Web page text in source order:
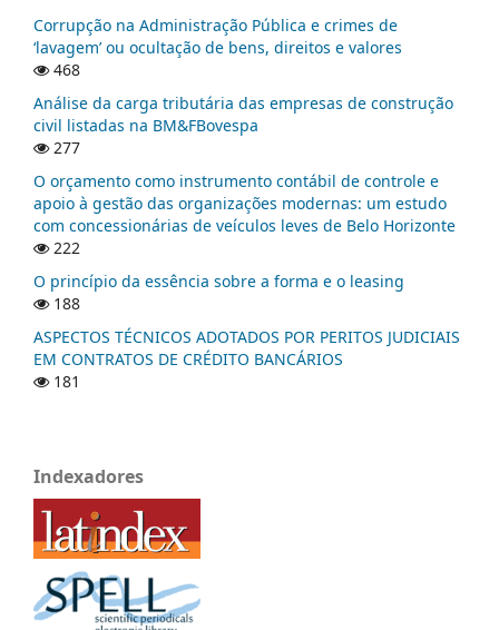
Corrupção na Administração Pública e crimes de
‘lavagem’ ou ocultação de bens, direitos e valores
468
Análise da carga tributária das empresas de construção
civil listadas na BM&FBovespa
277
O orçamento como instrumento contábil de controle e
apoio à gestão das organizações modernas: um estudo
com concessionárias de veículos leves de Belo Horizonte
222
O princípio da essência sobre a forma e o leasing
188
ASPECTOS TÉCNICOS ADOTADOS POR PERITOS JUDICIAIS
EM CONTRATOS DE CRÉDITO BANCÁRIOS
181
Indexadores